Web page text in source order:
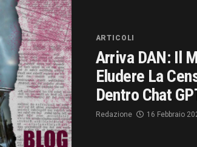
ARTICOLI
Arriva DAN: Il
Eludere La
Dentro Chat
Redazione 16 Febbraio